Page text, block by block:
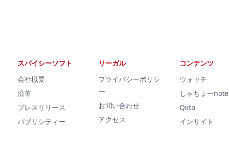
スパイシーソフト
会社概要
沿革
プレスリリース
パブリシティー
リーガル
プライバシーポリシ
ー
お問い合わせ
アクセス
コンテンツ
ウォッチ
しゃちょーnote
Qiita
インサイト